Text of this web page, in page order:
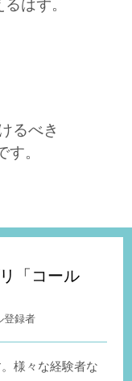
はず。
るべき
。
「コール
登録者
様々な経験者な